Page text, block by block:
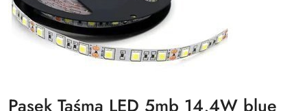
Pasek Taśma LED 5mb 14,4W blue